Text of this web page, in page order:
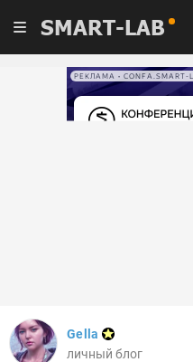
SMART-LAB
РЕКЛАМА • CONFA.SMART-
Gella
личный блог